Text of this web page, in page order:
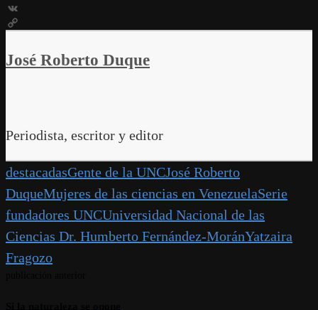
WeChat
VK
Copy
Link
José Roberto Duque
Periodista, escritor y editor
destacadasGente de la UNCJosé Roberto
DuqueMujeres de las ciencias en VenezuelaSerie
fundadores UNCUniversidad Nacional de las
Ciencias Dr. Humberto Fernández-MoránYatzaira
Fragozo